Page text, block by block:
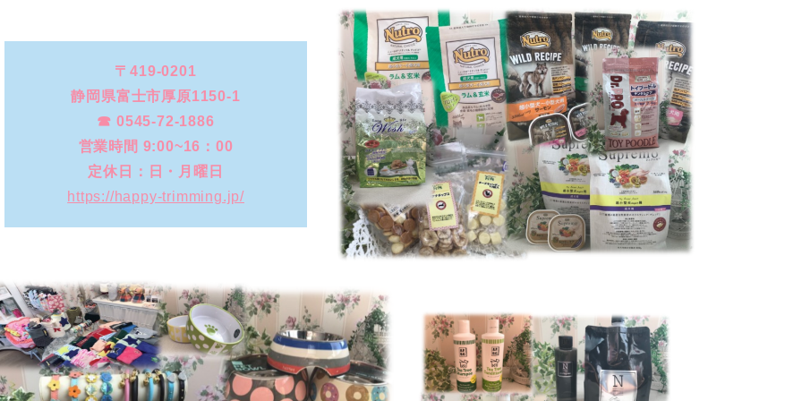
〒419-0201
静岡県富士市厚原1150-1
☎ 0545-72-1886
営業時間 9:00~16：00
定休日：日・月曜日
https://happy-trimming.jp/